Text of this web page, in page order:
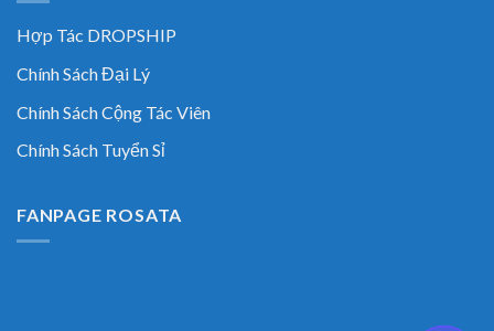
Hợp Tác DROPSHIP
Chính Sách Đại Lý
Chính Sách Cộng Tác Viên
Chính Sách Tuyển Sỉ
FANPAGE ROSATA